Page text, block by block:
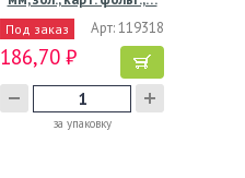
Под заказ Арт: 119318
186,70 ₽
за упаковку